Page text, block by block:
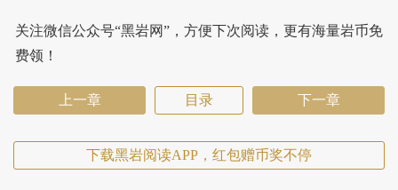
关注微信公众号“黑岩网”，方便下次阅读，更有海量岩币免
费领！
上一章 目录 下一章
下载黑岩阅读APP，红包赠币奖不停